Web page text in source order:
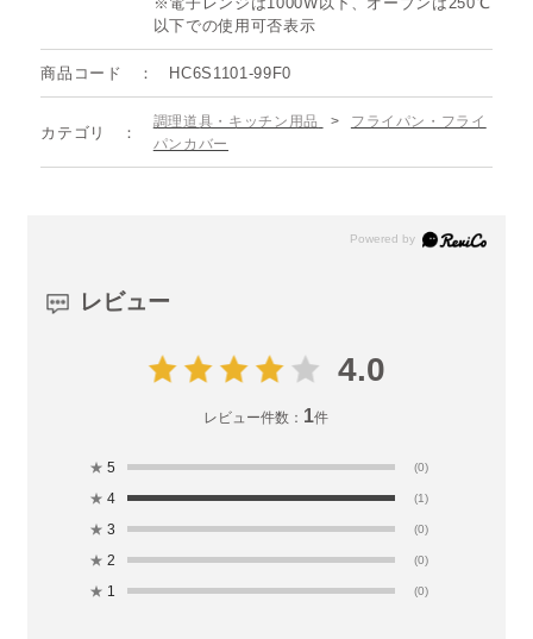
以下での使用可否表示
商品コード HC6S1101-99F0
カテゴリ
調理道具・キッチン用品 >
フライパン・フライ
パンカバー
レビュー
4.0
レビュー件数： 1件
★ 5 (0)
★ 4 (1)
★ 3 (0)
★ 2 (0)
★ 1 (0)